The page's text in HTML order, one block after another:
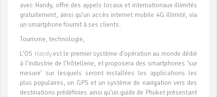
avec Handy, offre des appels locaux et internationaux illimités
gratuitement, ainsi qu’un accès internet mobile 4G illimité, via
un smartphone fournit à ses clients.
Tourisme, technologie,
L’OS Handyest le premier système d’opération au monde dédié
à l’industrie de l’hôtellerie, et proposera des smartphones ‘sur
mesure’ sur lesquels seront installées les applications les
plus populaires, un GPS et un système de navigation vers des
destinations prédéfinies ainsi qu’un guide de Phuket présentant